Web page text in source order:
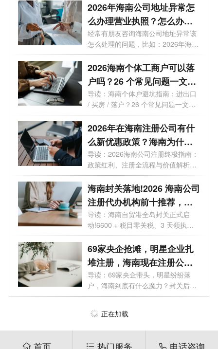
2026年海南公司地址异常怎
么办理营业执照？怎么办理
变更业务？
经常有朋友咨询海南公司地址异常该
怎么处理的问题，比如：2026年海南
公司...
2026海南个体工商户可以落
户吗？26 个常见问题一文读
懂
导读：海南个体户避坑指南：进出口
/ 买房 / 落户？26 个常见问题一文读
懂最...
2026年在海南注册公司有什
么新优惠政策？海南为什么
是块宝地？
导读：2026海南公司注册终极指南：
政策红利、注册全流程与价值解析。
2026年...
海南封关落地!2026 海南公司
注册代办机构前十推荐，海
口 / 三亚营业执照代办选这些
不踩坑
导读：海南自贸港全岛封关正式启
动!6600 + 税目零关税、3 天领执
照、15% 企业...
69家央企抢滩，明星企业扎
堆注册，海南现在注册公司
好处有哪些？
导读：69家央企带头，明星纷纷落
户，海南到底有什么魔力？封关后普
通人还...
正在加载
首页 热门服务 电话咨询